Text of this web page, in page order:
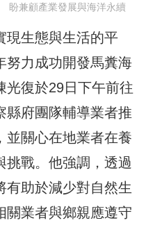
盼兼顧產業發展與海洋永續
現生態與生活的平
努力成功開發馬糞海
光復於29日下午前往
縣府團隊輔導業者推
並關心在地業者在養
挑戰。他強調，透過
有助於減少對自然生
關業者與鄉親應遵守